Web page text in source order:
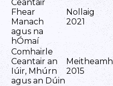
Ceantair
Fhear
Manach
agus na
hÓmaí
Nollaig
2021
Comhairle
Ceantair an
Iúir, Mhúrn
agus an Dúin
Meitheamh
2015